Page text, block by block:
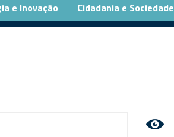
e Inovação Cidadania e Sociedade